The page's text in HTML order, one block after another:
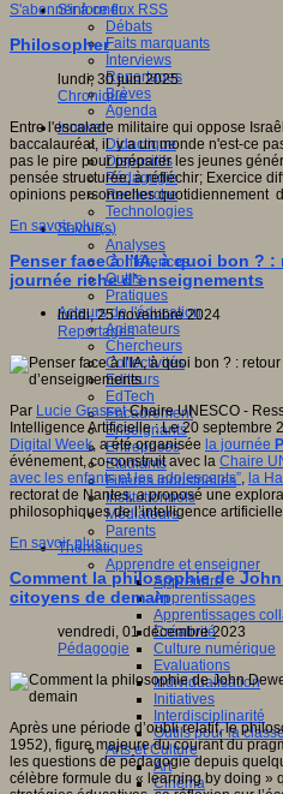
S'informer
Débats
Faits marquants
Interviews
Reportages
Brèves
Agenda
Innover
Didactique
Dispositifs
Pédagogie
Recherche
Technologies
Savoir(s)
Analyses
Conférences
Outils
Pratiques
Acteurs de l'éducation
Animateurs
Chercheurs
Collectivités
Editeurs
EdTech
Encadrement
Enseignants
Entreprises
Etudiants
Filières industrielles
Institutionnels
Médiateurs
Parents
Thématiques
Apprendre et enseigner
Apprendre
Apprentissages
Apprentissages
Créativité
Culture numérique
Evaluations
Individualisation
Initiatives
Interdisciplinarité
Outils pour la
Arts et Culture
Art
Cinéma
S'abonner à ce flux RSS
Philosopher
lundi, 30 juin 2025
Chronique
Entre l'escalade militaire qui oppose
baccalauréat, il y a un monde n'est-ce
pas le pire pour préparer les jeunes
pensée structurée, à réfléchir; Exercice
opinions personnelles quotidiennement
En savoir plus...
Penser face à l’IA, à quoi bon ?
journée riche d’enseignements
lundi, 25 novembre 2024
Reportages
Par Lucie GrassetChaire UNESCO -
Intelligence Artificielle : Le 20 septembre
Digital Week, a été organisée la journée
événement, co-construit avec la Chaire
avec les enfants et les adolescents”, la
rectorat de Nantes, a proposé une
philosophiques de l’intelligence
En savoir plus...
Comment la philosophie de
citoyens de demain
vendredi, 01 décembre 2023
Pédagogie
Après une période d’oubli relatif, le
1952), figure majeure du courant du
les questions de pédagogie depuis
célèbre formule du « learning by doing »